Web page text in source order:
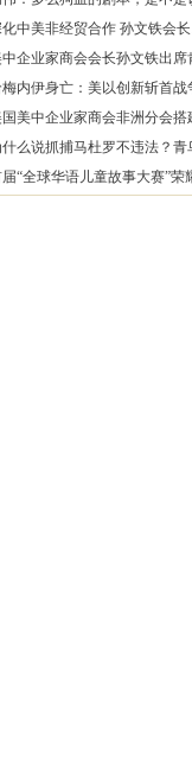
中美非经贸合作 孙文铁会
企业家商会会长孙文铁出席
内伊身亡：美以创新斩首战
美中企业家商会非洲分会搭
什么说抓捕马杜罗不违法？青
“全球华语儿童故事大赛”荣